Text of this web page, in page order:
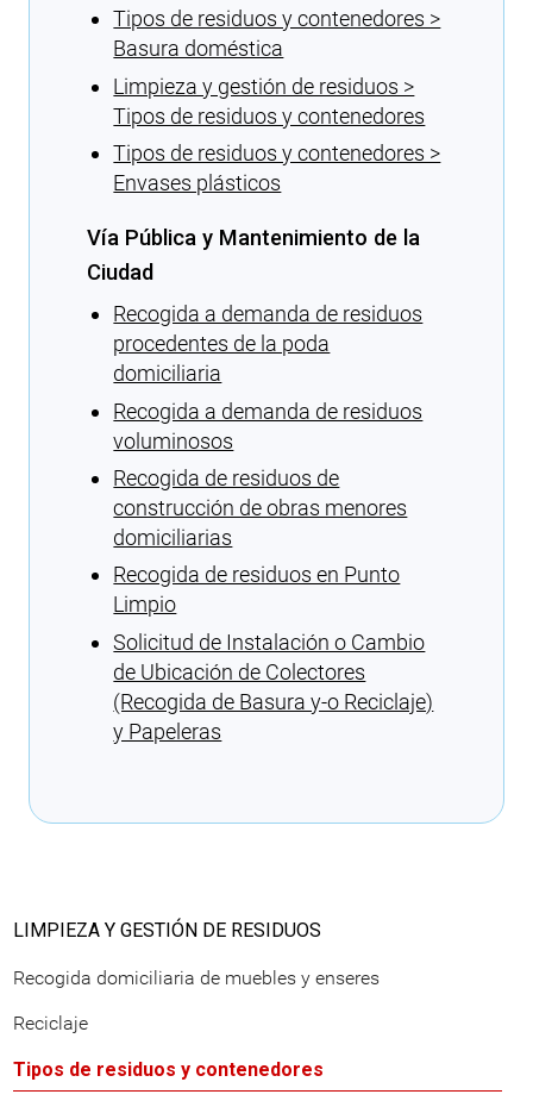
Tipos de residuos y contenedores >
Basura doméstica
Limpieza y gestión de residuos >
Tipos de residuos y contenedores
Tipos de residuos y contenedores >
Envases plásticos
Vía Pública y Mantenimiento de la
Ciudad
Recogida a demanda de residuos
procedentes de la poda
domiciliaria
Recogida a demanda de residuos
voluminosos
Recogida de residuos de
construcción de obras menores
domiciliarias
Recogida de residuos en Punto
Limpio
Solicitud de Instalación o Cambio
de Ubicación de Colectores
(Recogida de Basura y-o Reciclaje)
y Papeleras
LIMPIEZA Y GESTIÓN DE RESIDUOS
Recogida domiciliaria de muebles y enseres
Reciclaje
Tipos de residuos y contenedores